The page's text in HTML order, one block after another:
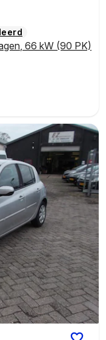
, 66 kW (90 PK)